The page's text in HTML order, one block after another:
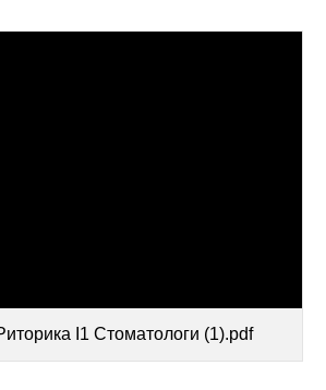
І1 Стоматологи (1).pdf